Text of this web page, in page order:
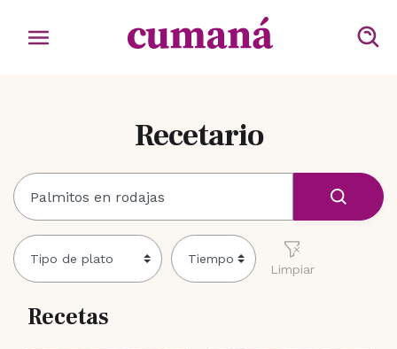
Recetario
Limpiar
Recetas